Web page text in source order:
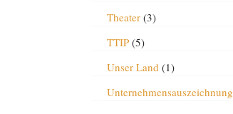
Theater(3)
TTIP(5)
Unser Land (1)
Unternehmensauszeichnung